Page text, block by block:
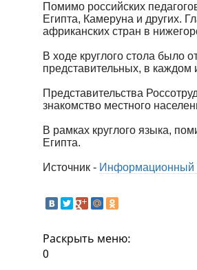
Помимо российских
Египта, Камеруна и других.
африканских стран в
В ходе круглого стола было
представительных, в каждом
Представительства
знакомство местного
В рамках круглого языка,
Египта.
Источник - Информационный
Раскрыть меню:
0